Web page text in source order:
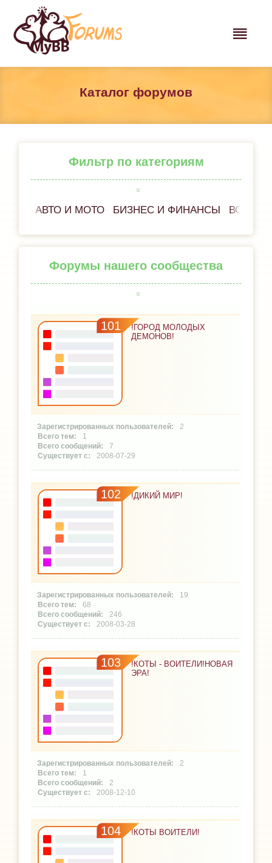
Каталог форумов
Фильтр по категориям
АВТО И МОТО БИЗНЕС И ФИНАНСЫ ВСЁ
Форумы нашего сообщества
101
!ГОРОД МОЛОДЫХ
ДЕМОНОВ!
2
1
7
2008-07-29
102 !ДИКИЙ МИР!
19
68
246
2008-03-28
103
!КОТЫ - ВОИТЕЛИ!НОВАЯ
ЭРА!
2
1
2
2008-12-10
104 !КОТЫ ВОИТЕЛИ!